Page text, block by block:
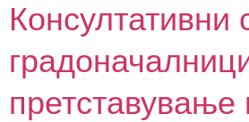
Консултативни
претставување